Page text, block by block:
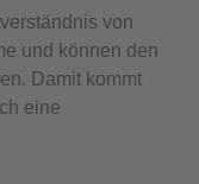
von
und können den
Damit kommt
eine